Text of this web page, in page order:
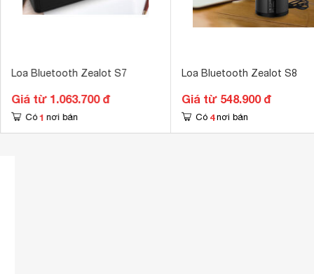
Loa Bluetooth Zealot S7
Giá từ 1.063.700 đ
Có 1 nơi bán
Loa Bluetooth Zealot S8
Giá từ 548.900 đ
Có 4 nơi bán